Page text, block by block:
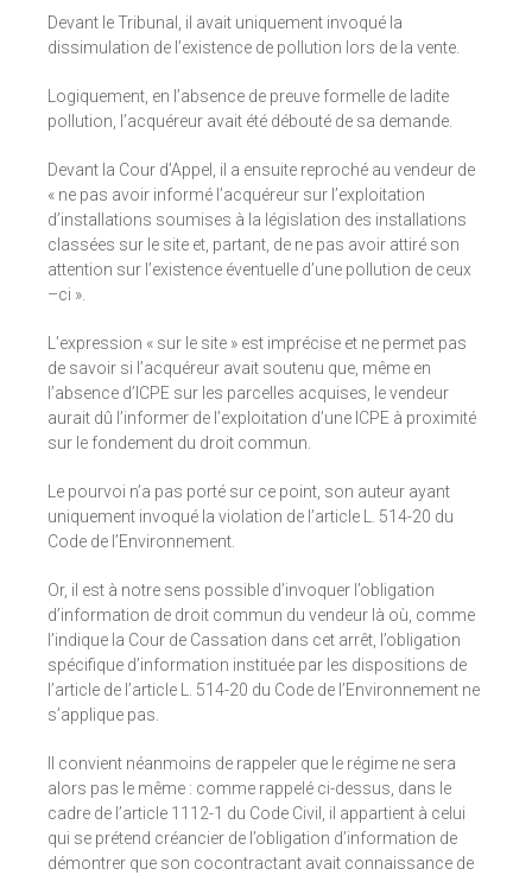
Devant le Tribunal, il avait uniquement invoqué la
dissimulation de l’existence de pollution lors de la vente.
Logiquement, en l’absence de preuve formelle de ladite
pollution, l’acquéreur avait été débouté de sa demande.
Devant la Cour d’Appel, il a ensuite reproché au vendeur de
« ne pas avoir informé l’acquéreur sur l’exploitation
d’installations soumises à la législation des installations
classées sur le site et, partant, de ne pas avoir attiré son
attention sur l’existence éventuelle d’une pollution de ceux
–ci ».
L’expression « sur le site » est imprécise et ne permet pas
de savoir si l’acquéreur avait soutenu que, même en
l’absence d’ICPE sur les parcelles acquises, le vendeur
aurait dû l’informer de l’exploitation d’une ICPE à proximité
sur le fondement du droit commun.
Le pourvoi n’a pas porté sur ce point, son auteur ayant
uniquement invoqué la violation de l’article L. 514-20 du
Code de l’Environnement.
Or, il est à notre sens possible d’invoquer l’obligation
d’information de droit commun du vendeur là où, comme
l’indique la Cour de Cassation dans cet arrêt, l’obligation
spécifique d’information instituée par les dispositions de
l’article de l’article L. 514-20 du Code de l’Environnement ne
s’applique pas.
Il convient néanmoins de rappeler que le régime ne sera
alors pas le même : comme rappelé ci-dessus, dans le
cadre de l’article 1112-1 du Code Civil, il appartient à celui
qui se prétend créancier de l’obligation d’information de
démontrer que son cocontractant avait connaissance de